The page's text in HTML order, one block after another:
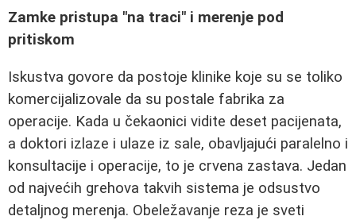
Zamke pristupa "na traci" i merenje pod
pritiskom
Iskustva govore da postoje klinike koje su se toliko
komercijalizovale da su postale fabrika za
operacije. Kada u čekaonici vidite deset pacijenata,
a doktori izlaze i ulaze iz sale, obavljajući paralelno i
konsultacije i operacije, to je crvena zastava. Jedan
od najvećih grehova takvih sistema je odsustvo
detaljnog merenja. Obeležavanje reza je sveti